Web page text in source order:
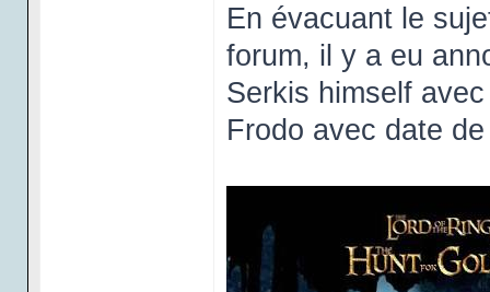
En évacuant le
forum, il y a eu
Serkis himself
Frodo avec date